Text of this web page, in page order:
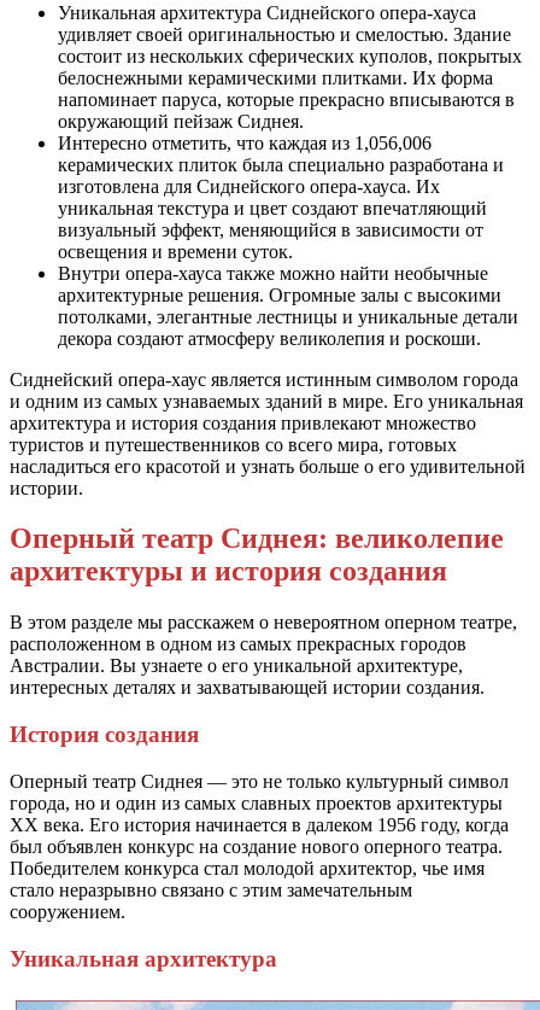
Уникальная архитектура Сиднейского опера-хауса
удивляет своей оригинальностью и смелостью. Здание
состоит из нескольких сферических куполов, покрытых
белоснежными керамическими плитками. Их форма
напоминает паруса, которые прекрасно вписываются в
окружающий пейзаж Сиднея.
Интересно отметить, что каждая из 1,056,006
керамических плиток была специально разработана и
изготовлена для Сиднейского опера-хауса. Их
уникальная текстура и цвет создают впечатляющий
визуальный эффект, меняющийся в зависимости от
освещения и времени суток.
Внутри опера-хауса также можно найти необычные
архитектурные решения. Огромные залы с высокими
потолками, элегантные лестницы и уникальные детали
декора создают атмосферу великолепия и роскоши.
Сиднейский опера-хаус является истинным символом города
и одним из самых узнаваемых зданий в мире. Его уникальная
архитектура и история создания привлекают множество
туристов и путешественников со всего мира, готовых
насладиться его красотой и узнать больше о его удивительной
истории.
Оперный театр Сиднея: великолепие
архитектуры и история создания
В этом разделе мы расскажем о невероятном оперном театре,
расположенном в одном из самых прекрасных городов
Австралии. Вы узнаете о его уникальной архитектуре,
интересных деталях и захватывающей истории создания.
История создания
Оперный театр Сиднея — это не только культурный символ
города, но и один из самых славных проектов архитектуры
XX века. Его история начинается в далеком 1956 году, когда
был объявлен конкурс на создание нового оперного театра.
Победителем конкурса стал молодой архитектор, чье имя
стало неразрывно связано с этим замечательным
сооружением.
Уникальная архитектура